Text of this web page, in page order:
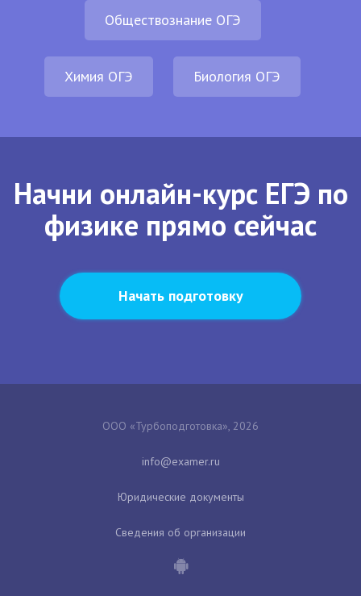
Обществознание ОГЭ
Химия ОГЭ Биология ОГЭ
Начни онлайн-курс ЕГЭ по
физике прямо сейчас
Начать подготовку
ООО «Турбоподготовка», 2026
Юридические документы
Сведения об организации